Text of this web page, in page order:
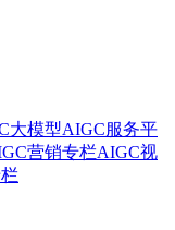
大模型AIGC服务平
营销专栏AIGC视